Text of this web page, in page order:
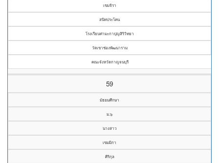
เขมจิรา
สนิทประโคน
โรงเรียนท่ามะกาปุญสิริวิทยา
วัดเขาช่องพัฒนาราม
คณะจังหวัดกาญจนบุรี
59
มัธยมศึกษา
ม.๖
นางสาว
เขมมิกา
ศิริกุล